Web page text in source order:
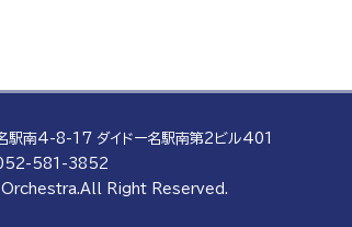
駅南4-8-17 ダイドー名駅南第2ビル401
581-3852
All Right Reserved.